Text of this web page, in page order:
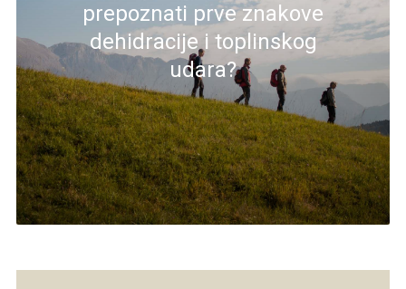
prepoznati prve znakove
dehidracije i toplinskog
udara?